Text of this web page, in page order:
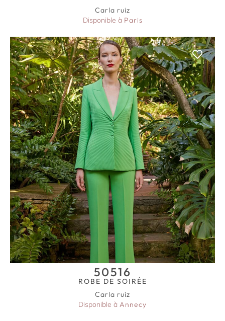
Carla ruiz
Disponible à Paris
50516
ROBE DE SOIRÉE
Carla ruiz
Disponible à Annecy